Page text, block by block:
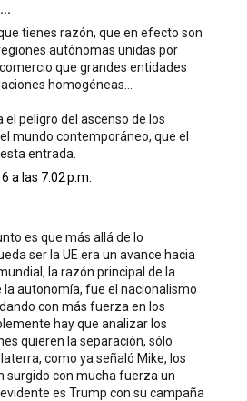
tienes razón, que en efecto son
autónomas unidas por
que grandes entidades
homogéneas...
el peligro del ascenso de los
mundo contemporáneo, que el
entrada.
a las 7:02 p.m.
es que más allá de lo
ser la UE era un avance hacia
la razón principal de la
autonomía, fue el nacionalismo
con más fuerza en los
hay que analizar los
quieren la separación, sólo
como ya señaló Mike, los
surgido con mucha fuerza un
es Trump con su campaña